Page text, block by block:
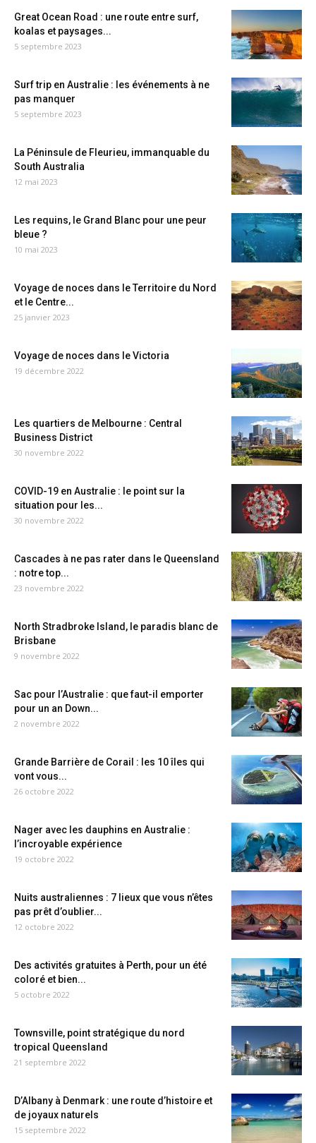
Great Ocean Road : une route entre surf,
koalas et paysages...
5 septembre 2023
Surf trip en Australie : les événements à ne
pas manquer
5 septembre 2023
La Péninsule de Fleurieu, immanquable du
South Australia
12 mai 2023
Les requins, le Grand Blanc pour une peur
bleue ?
10 mai 2023
Voyage de noces dans le Territoire du Nord
et le Centre...
25 janvier 2023
Voyage de noces dans le Victoria
19 décembre 2022
Les quartiers de Melbourne : Central
Business District
30 novembre 2022
COVID-19 en Australie : le point sur la
situation pour les...
30 novembre 2022
Cascades à ne pas rater dans le Queensland
: notre top...
23 novembre 2022
North Stradbroke Island, le paradis blanc de
Brisbane
9 novembre 2022
Sac pour l’Australie : que faut-il emporter
pour un an Down...
2 novembre 2022
Grande Barrière de Corail : les 10 îles qui
vont vous...
26 octobre 2022
Nager avec les dauphins en Australie :
l’incroyable expérience
19 octobre 2022
Nuits australiennes : 7 lieux que vous n’êtes
pas prêt d’oublier...
12 octobre 2022
Des activités gratuites à Perth, pour un été
coloré et bien...
5 octobre 2022
Townsville, point stratégique du nord
tropical Queensland
21 septembre 2022
D’Albany à Denmark : une route d’histoire et
de joyaux naturels
15 septembre 2022